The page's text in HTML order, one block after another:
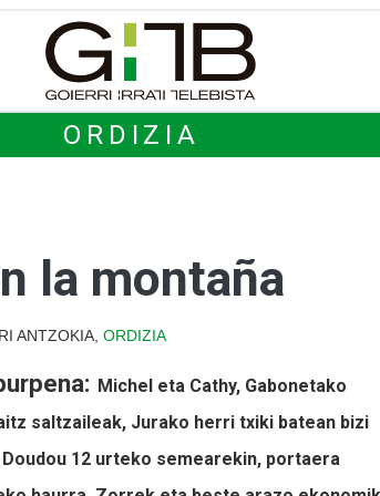
ORDIZIA
la montaña
ANTZOKIA, ORDIZIA
Michel eta Cathy, Gabonetako
saltzaileak, Jurako herri txiki batean bizi
12 urteko semearekin, portaera